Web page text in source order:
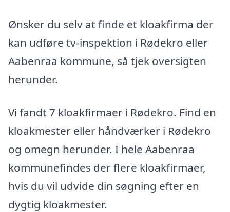
Ønsker du selv at finde et kloakfirma der
kan udføre tv-inspektion i Rødekro eller
Aabenraa kommune, så tjek oversigten
herunder.
Vi fandt 7 kloakfirmaer i Rødekro. Find en
kloakmester eller håndværker i Rødekro
og omegn herunder. I hele Aabenraa
kommunefindes der flere kloakfirmaer,
hvis du vil udvide din søgning efter en
dygtig kloakmester.